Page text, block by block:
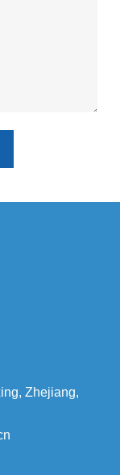
Zhejiang,